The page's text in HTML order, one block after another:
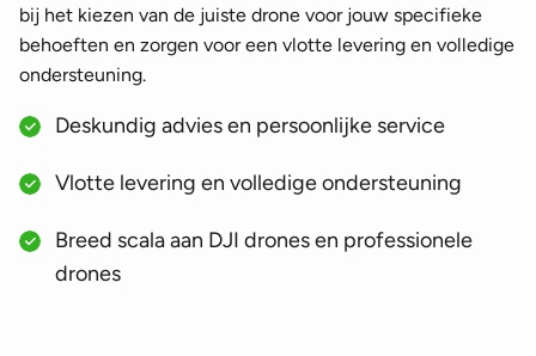
bij het kiezen van de juiste drone voor jouw specifieke
behoeften en zorgen voor een vlotte levering en volledige
ondersteuning.
Deskundig advies en persoonlijke service
Vlotte levering en volledige ondersteuning
Breed scala aan DJI drones en professionele
drones